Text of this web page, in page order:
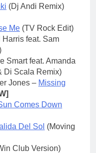
(Dj Andi Remix)
Me (TV Rock Edit)
feat. Sam
Smart feat. Amanda
Di Scala Remix)
Jones – Missing
Comes Down
Del Sol (Moving
Club Version)